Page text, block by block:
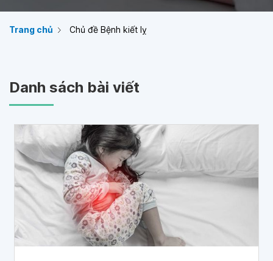
Trang chủ Chủ đề Bệnh kiết lỵ
Danh sách bài viết